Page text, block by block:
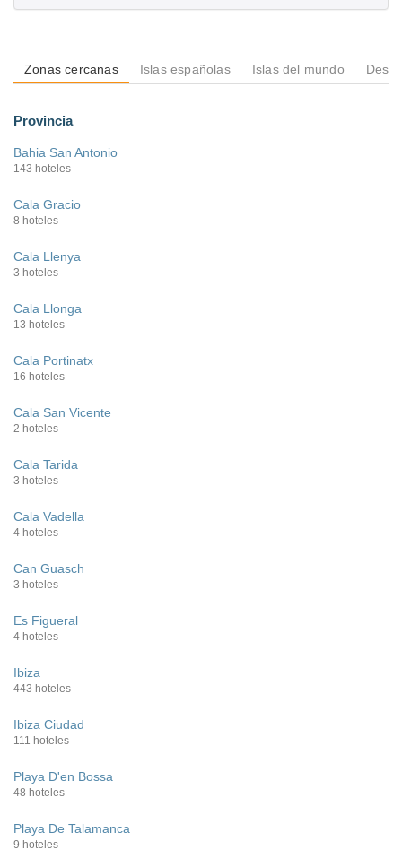
Zonas cercanas Islas españolas Islas del mundo
Provincia
Bahia San Antonio
143 hoteles
Cala Gracio
8 hoteles
Cala Llenya
3 hoteles
Cala Llonga
13 hoteles
Cala Portinatx
16 hoteles
Cala San Vicente
2 hoteles
Cala Tarida
3 hoteles
Cala Vadella
4 hoteles
Can Guasch
3 hoteles
Es Figueral
4 hoteles
Ibiza
443 hoteles
Ibiza Ciudad
111 hoteles
Playa D'en Bossa
48 hoteles
Playa De Talamanca
9 hoteles